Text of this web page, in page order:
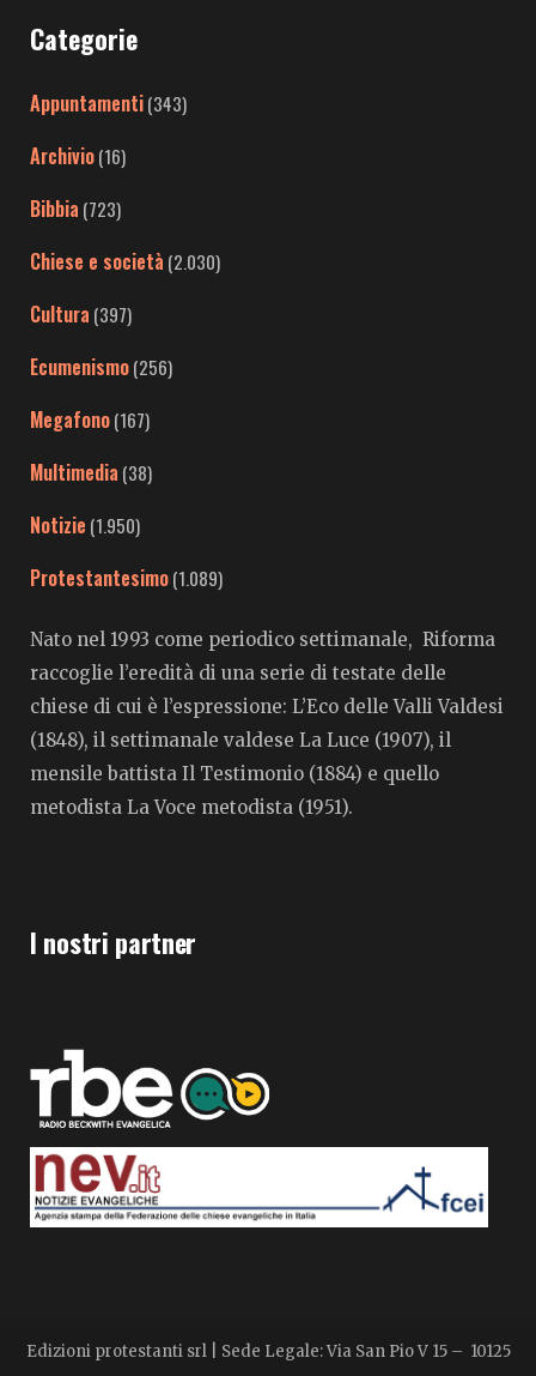
Categorie
Appuntamenti(343)
Archivio(16)
Bibbia (723)
Chiese e società (2.030)
Cultura (397)
Ecumenismo(256)
Megafono(167)
Multimedia (38)
Notizie (1.950)
Protestantesimo(1.089)
Nato nel 1993 come periodico settimanale, Riforma
raccoglie l’eredità di una serie di testate delle
chiese di cui è l’espressione: L’Eco delle Valli Valdesi
(1848), il settimanale valdese La Luce (1907), il
mensile battista Il Testimonio (1884) e quello
metodista La Voce metodista (1951).
I nostri partner
Edizioni protestanti srl | Sede Legale: Via San Pio V 15 – 10125